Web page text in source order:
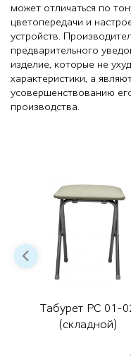
может отличаться по
цветопередачи и
устройств.
предварительного
изделие, которые не
характеристики, а
усовершенствованию
производства.
Табурет РС 01-
(складной)